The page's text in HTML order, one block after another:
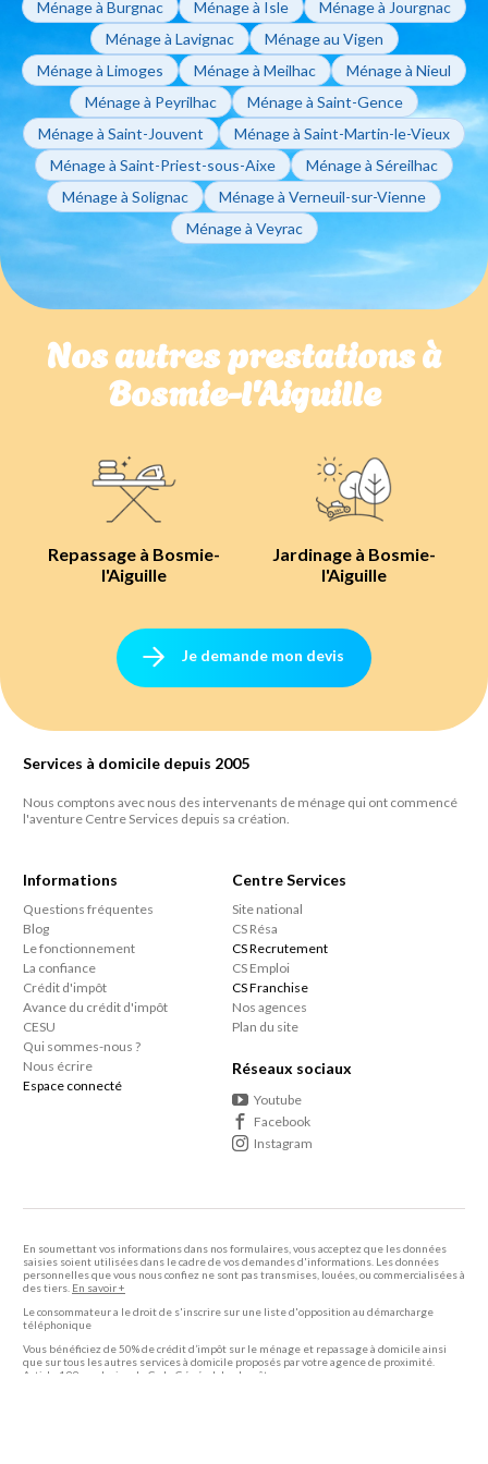
Ménage à Burgnac
Ménage à Isle
Ménage à Jourgnac
Ménage à Lavignac
Ménage au Vigen
Ménage à Limoges
Ménage à Meilhac
Ménage à Nieul
Ménage à Peyrilhac
Ménage à Saint-Gence
Ménage à Saint-Jouvent
Ménage à Saint-Martin-le-Vieux
Ménage à Saint-Priest-sous-Aixe
Ménage à Séreilhac
Ménage à Solignac
Ménage à Verneuil-sur-Vienne
Ménage à Veyrac
Nos autres prestations à
Bosmie-l'Aiguille
Repassage à Bosmie-
l'Aiguille
Jardinage à Bosmie-
l'Aiguille
Je demande mon devis
Services à domicile depuis 2005
Nous comptons avec nous des intervenants de ménage qui ont commencé
l'aventure Centre Services depuis sa création.
Informations
Questions fréquentes
Blog
Le fonctionnement
La confiance
Crédit d'impôt
Avance du crédit d'impôt
CESU
Qui sommes-nous ?
Nous écrire
Espace connecté
Centre Services
Site national
CS Résa
CS Recrutement
CS Emploi
CS Franchise
Nos agences
Plan du site
Réseaux sociaux
Youtube
Facebook
Instagram
En soumettant vos informations dans nos formulaires, vous acceptez que les données
saisies soient utilisées dans le cadre de vos demandes d'informations. Les données
personnelles que vous nous confiez ne sont pas transmises, louées, ou commercialisées à
des tiers. En savoir +
Le consommateur a le droit de s'inscrire sur une liste d'opposition au démarcharge
téléphonique
Vous bénéficiez de 50% de crédit d’impôt sur le ménage et repassage à domicile ainsi
que sur tous les autres services à domicile proposés par votre agence de proximité.
Article 199 sexdecies du Code Général des Impôts.